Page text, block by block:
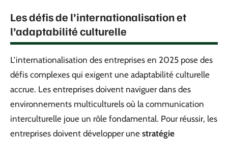
Les défis de l’internationalisation et
l’adaptabilité culturelle
L’internationalisation des entreprises en 2025 pose des
défis complexes qui exigent une adaptabilité culturelle
accrue. Les entreprises doivent naviguer dans des
environnements multiculturels où la communication
interculturelle joue un rôle fondamental. Pour réussir, les
entreprises doivent développer une stratégie